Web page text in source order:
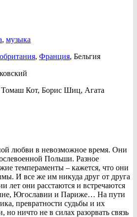
, музыка
, Франция, Бельгия
Томаш Кот, Борис Шиц, Агата
любви в невозможное время. Они
Польши. Разное
темпераменты – кажется, что они
И все же им никуда друг от друга
лет они расстаются и встречаются
Югославии и Париже… На пути
превратности судьбы и их
но ничто не в силах разорвать связь